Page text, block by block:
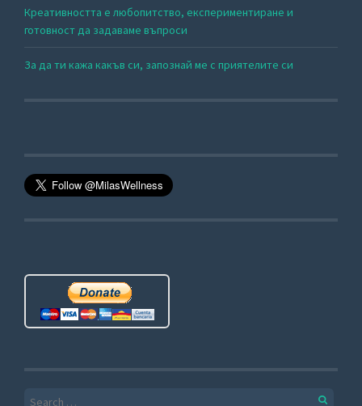
Креативността е любопитство, експериментиране и
готовност да задаваме въпроси
За да ти кажа какъв си, запознай ме с приятелите си
Search for: